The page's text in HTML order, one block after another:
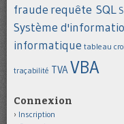
fraude requête SQL
Système
informatique tableau
traçabilité TVAVBA
Connexion
Inscription